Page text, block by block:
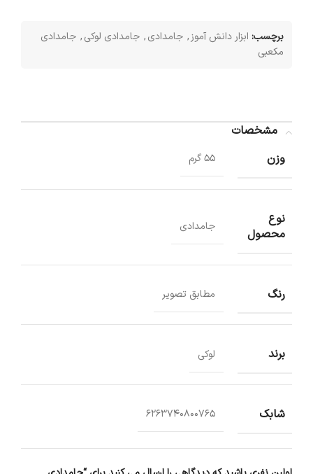
برچسب: ابزار دانش آموز, جامدادی, جامدادی لوکی, جامدادی
مکعبی
مشخصات
وزن
55 گرم
نوع
محصول
جامدادی
رنگ مطابق تصویر
برند لوکی
شابک 6263740800765